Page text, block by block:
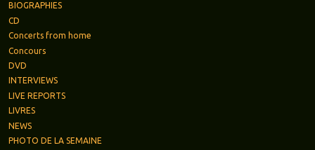
BIOGRAPHIES
CD
Concerts from home
Concours
DVD
INTERVIEWS
LIVE REPORTS
LIVRES
NEWS
PHOTO DE LA SEMAINE